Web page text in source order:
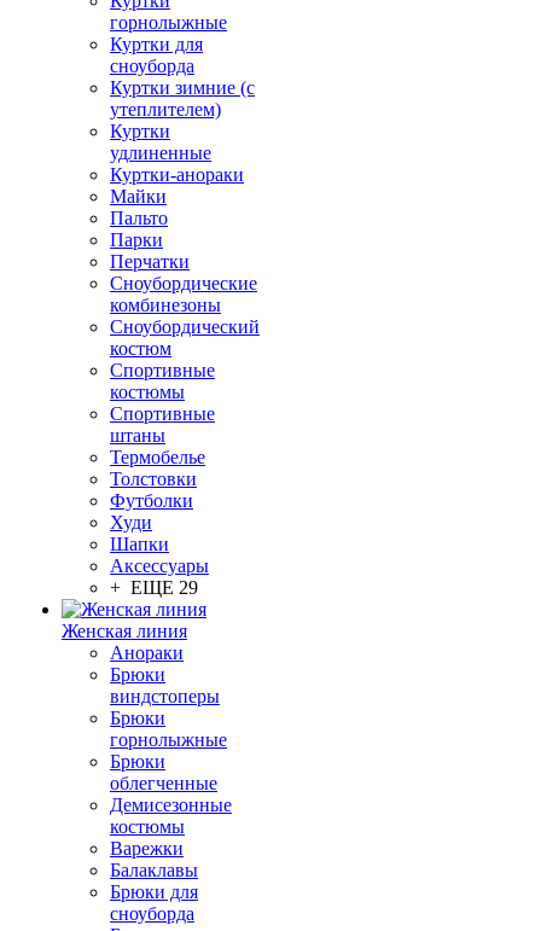
горнолыжные
Куртки для
сноуборда
Куртки зимние (с
утеплителем)
Куртки
удлиненные
Куртки-анораки
Майки
Пальто
Парки
Перчатки
Сноубордические
комбинезоны
Сноубордический
костюм
Спортивные
костюмы
Спортивные
штаны
Термобелье
Толстовки
Футболки
Худи
Шапки
Аксессуары
+ ЕЩЕ 29
Женская линия
Анораки
Брюки
виндстоперы
Брюки
горнолыжные
Брюки
облегченные
Демисезонные
костюмы
Варежки
Балаклавы
Брюки для
сноуборда